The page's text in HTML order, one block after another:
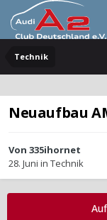
Technik
Neuaufbau
Von 335ihornet
28. Juni in Technik